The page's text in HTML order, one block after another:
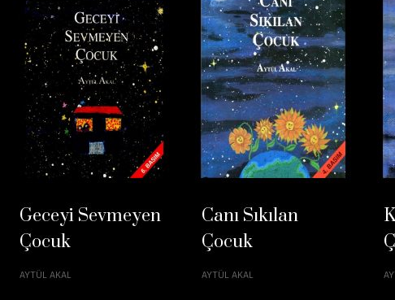
Geceyi Sevmeyen
Çocuk
AYTÜL AKAL
Canı Sıkılan
Çocuk
AYTÜL AKAL